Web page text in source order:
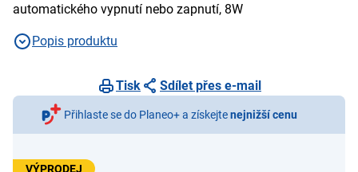
automatického vypnutí nebo zapnutí, 8W
Popis produktu
Tisk Sdílet přes e-mail
Přihlaste se do Planeo+ a získejtenejnižší cenu
VÝPRODEJ